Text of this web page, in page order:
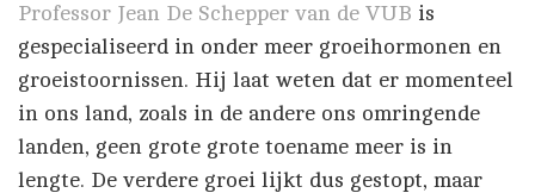
Professor Jean De Schepper van de VUB is
gespecialiseerd in onder meer groeihormonen en
groeistoornissen. Hij laat weten dat er momenteel
in ons land, zoals in de andere ons omringende
landen, geen grote grote toename meer is in
lengte. De verdere groei lijkt dus gestopt, maar